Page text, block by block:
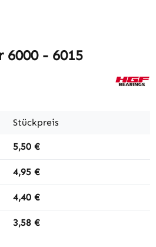
6000 - 6015
Stückpreis
5,50 €
4,95 €
4,40 €
3,58 €